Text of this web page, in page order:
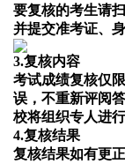
要复核的考生请
并提交准考证、
3.复核内容
考试成绩复核仅
误，不重新评阅
校将组织专人进
4.复核结果
复核结果如有更